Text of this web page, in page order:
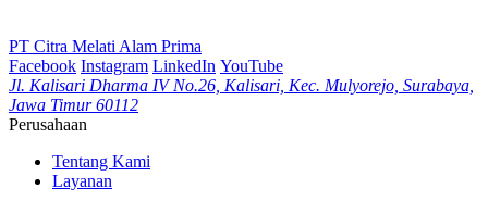
PT Citra Melati Alam Prima
Facebook Instagram LinkedIn YouTube
Jl. Kalisari Dharma IV No.26, Kalisari, Kec. Mulyorejo, Surabaya,
Jawa Timur 60112
Perusahaan
Tentang Kami
Layanan